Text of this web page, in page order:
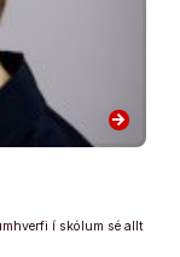
arrow_forward
í skólum sé allt